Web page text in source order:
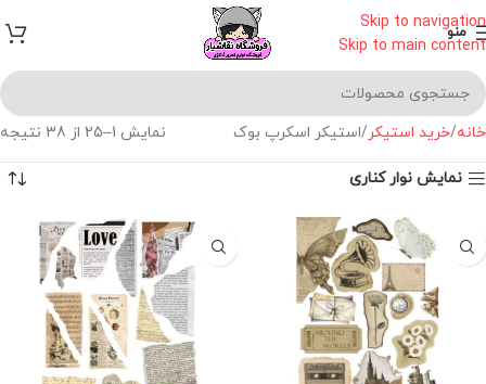
Skip to navigation
Skip to main content
منو
خانه خرید استیکر استیکر اسکرپ بوک نمایش 1–25 از 38 نتیجه
نمایش نوار کناری